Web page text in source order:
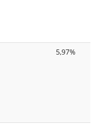
5,97%